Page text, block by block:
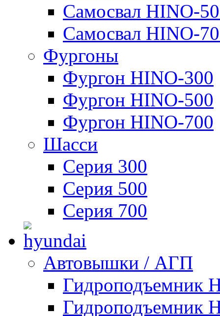
Самосвал HINO-
Самосвал HINO-
Фургоны
Фургон HINO-300
Фургон HINO-500
Фургон HINO-700
Шасси
Серия 300
Серия 500
Серия 700
Автовышки / АГП
Гидроподъемник
Гидроподъемник